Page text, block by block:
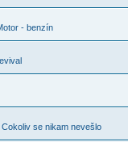
- benzín
Cokoliv se nikam nevešlo